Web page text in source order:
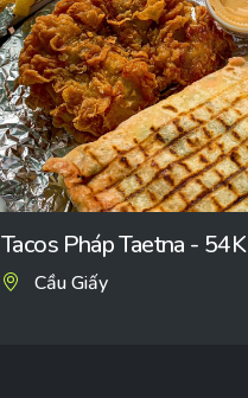
Tacos Pháp Taetna - 54K
Cầu Giấy